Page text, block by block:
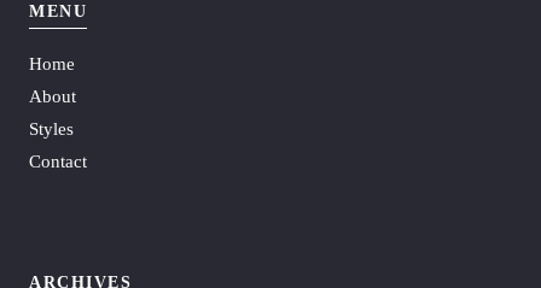
MENU
Home
About
Styles
Contact
ARCHIVES